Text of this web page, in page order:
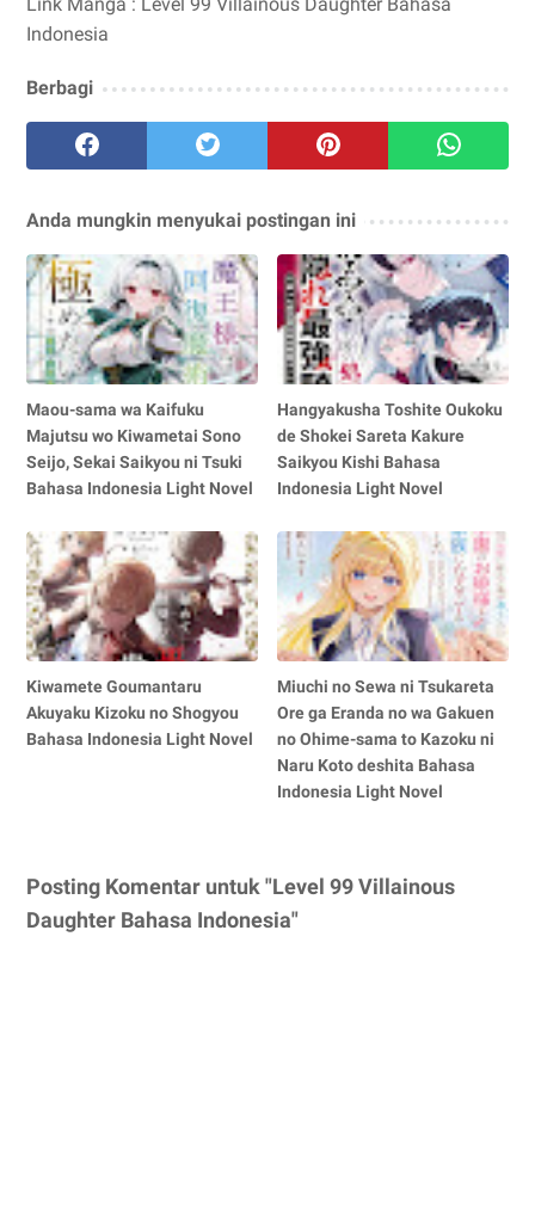
Indonesia
Berbagi
Anda mungkin menyukai postingan ini
Maou-sama wa Kaifuku
Majutsu wo Kiwametai Sono
Seijo, Sekai Saikyou ni Tsuki
Bahasa Indonesia Light Novel
Hangyakusha Toshite Oukoku
de Shokei Sareta Kakure
Saikyou Kishi Bahasa
Indonesia Light Novel
Kiwamete Goumantaru
Akuyaku Kizoku no Shogyou
Bahasa Indonesia Light Novel
Miuchi no Sewa ni Tsukareta
Ore ga Eranda no wa Gakuen
no Ohime-sama to Kazoku ni
Naru Koto deshita Bahasa
Indonesia Light Novel
Posting Komentar untuk "Level 99 Villainous
Daughter Bahasa Indonesia"